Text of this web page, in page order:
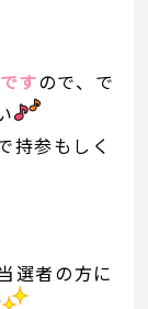
すので、で
持参もしく
選者の方に